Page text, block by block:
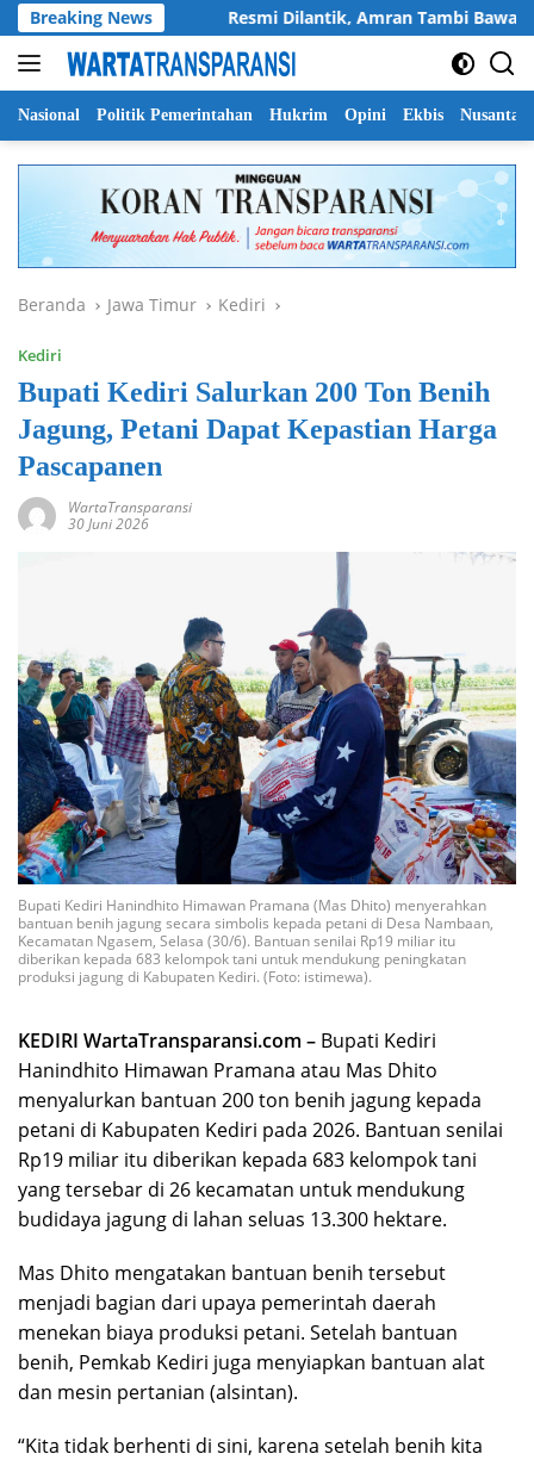
Langsung
ke
konten
Breaking News Resmi Dilantik, Amran Tambi Bawa PKDP
Nasional Politik Pemerintahan Hukrim Opini Ekbis Nusantara
Beranda Jawa Timur Kediri
Kediri
Bupati Kediri Salurkan 200 Ton Benih
Jagung, Petani Dapat Kepastian Harga
Pascapanen
WartaTransparansi
30 Juni 2026
Bupati Kediri Hanindhito Himawan Pramana (Mas Dhito) menyerahkan
bantuan benih jagung secara simbolis kepada petani di Desa Nambaan,
Kecamatan Ngasem, Selasa (30/6). Bantuan senilai Rp19 miliar itu
diberikan kepada 683 kelompok tani untuk mendukung peningkatan
produksi jagung di Kabupaten Kediri. (Foto: istimewa).
KEDIRI WartaTransparansi.com – Bupati Kediri
Hanindhito Himawan Pramana atau Mas Dhito
menyalurkan bantuan 200 ton benih jagung kepada
petani di Kabupaten Kediri pada 2026. Bantuan senilai
Rp19 miliar itu diberikan kepada 683 kelompok tani
yang tersebar di 26 kecamatan untuk mendukung
budidaya jagung di lahan seluas 13.300 hektare.
Mas Dhito mengatakan bantuan benih tersebut
menjadi bagian dari upaya pemerintah daerah
menekan biaya produksi petani. Setelah bantuan
benih, Pemkab Kediri juga menyiapkan bantuan alat
dan mesin pertanian (alsintan).
“Kita tidak berhenti di sini, karena setelah benih kita